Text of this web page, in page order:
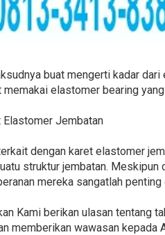
buat mengerti kadar
memakai elastomer bearing
Elastomer Jembatan
dengan karet elastomer
struktur jembatan. Meskipun
mereka sangatlah
Kami berikan ulasan tentang
memberikan wawasan kepada